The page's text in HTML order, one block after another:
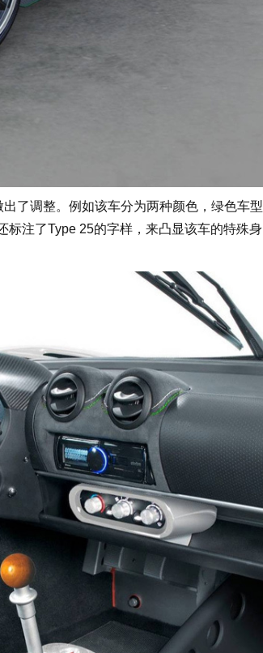
了调整。例如该车分为两种颜色，绿色车型
注了Type 25的字样，来凸显该车的特殊身